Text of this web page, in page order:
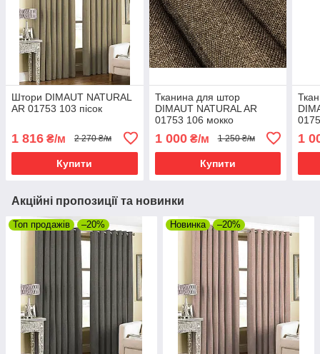
Штори DIMAUT NATURAL
AR 01753 103 пісок
1 816 ₴/м 2 270 ₴/м
Купити
Тканина для штор
DIMAUT NATURAL AR
01753 106 мокко
1 000₴/м 1 250 ₴/м
Купити
1
Акційні пропозиції та новинки
Топ продажів –20% Новинка –20%